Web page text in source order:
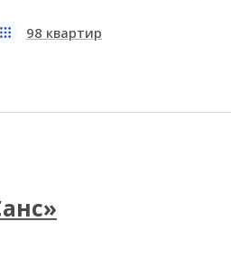
98 квартир